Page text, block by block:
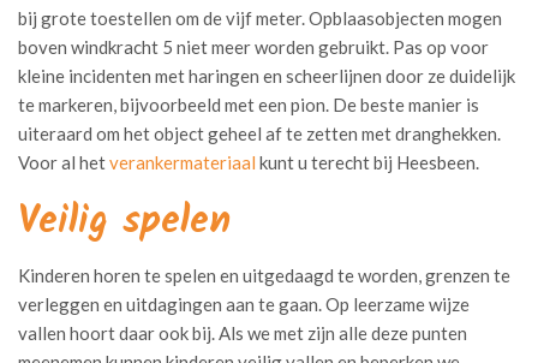
bij grote toestellen om de vijf meter. Opblaasobjecten mogen
boven windkracht 5 niet meer worden gebruikt. Pas op voor
kleine incidenten met haringen en scheerlijnen door ze duidelijk
te markeren, bijvoorbeeld met een pion. De beste manier is
uiteraard om het object geheel af te zetten met dranghekken.
Voor al hetverankermateriaal kunt u terecht bij Heesbeen.
Veilig spelen
Kinderen horen te spelen en uitgedaagd te worden, grenzen te
verleggen en uitdagingen aan te gaan. Op leerzame wijze
vallen hoort daar ook bij. Als we met zijn alle deze punten